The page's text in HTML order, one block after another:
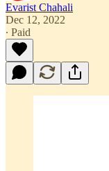
Evarist Chahali
Dec 12, 2022
∙ Paid